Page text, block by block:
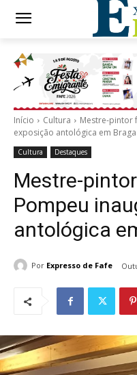
Início Cultura
Mestre-pintor
exposição antológica em Braga
Cultura Destaques
Mestre-
Pompeu
antológica
Por Expresso de Fafe